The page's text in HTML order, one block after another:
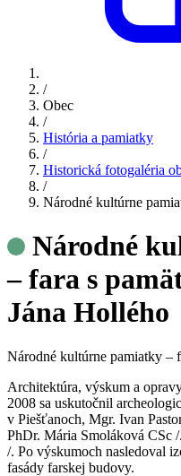
/
Obec
/
História a pamiatky
/
Historická fotogaléria
/
Národné kultúrne
Národné
– fara s
Jána Hollého
Národné kultúrne pamiatky –
Architektúra, výskum a
2008 sa uskutočnil
v Piešťanoch, Mgr. Ivan
PhDr. Mária Smoláková CSc
/. Po výskumoch nasledoval
fasády farskej budovy.